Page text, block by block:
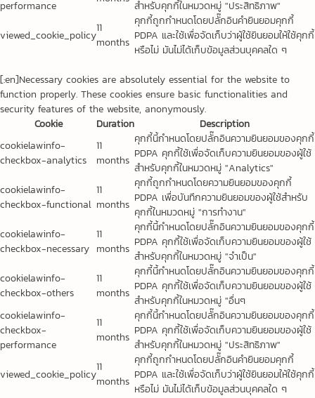
performance
สำหรับคุกกี้ในหมวดหมู่ "ประสิทธิภาพ"
viewed_cookie_policy
11
months
คุกกี้ถูกกำหนดโดยปลั๊กอินคำยินยอมคุกกี้
PDPA และใช้เพื่อจัดเก็บว่าผู้ใช้ยินยอมให้ใช้คุกกี้
หรือไม่ มันไม่ได้เก็บข้อมูลส่วนบุคคลใด ๆ
[:en]Necessary cookies are absolutely essential for the website to
function properly. These cookies ensure basic functionalities and
security features of the website, anonymously.
Cookie
Duration
Description
cookielawinfo-
checkbox-analytics
11
months
คุกกี้นี้กำหนดโดยปลั๊กอินความยินยอมของคุกกี้
PDPA คุกกี้ใช้เพื่อจัดเก็บความยินยอมของผู้ใช้
สำหรับคุกกี้ในหมวดหมู่ "Analytics"
cookielawinfo-
checkbox-functional
11
months
คุกกี้ถูกกำหนดโดยความยินยอมของคุกกี้
PDPA เพื่อบันทึกความยินยอมของผู้ใช้สำหรับ
คุกกี้ในหมวดหมู่ "การทำงาน"
cookielawinfo-
checkbox-necessary
11
months
คุกกี้นี้กำหนดโดยปลั๊กอินความยินยอมของคุกกี้
PDPA คุกกี้ใช้เพื่อจัดเก็บความยินยอมของผู้ใช้
สำหรับคุกกี้ในหมวดหมู่ "จำเป็น"
cookielawinfo-
checkbox-others
11
months
คุกกี้นี้กำหนดโดยปลั๊กอินความยินยอมของคุกกี้
PDPA คุกกี้ใช้เพื่อจัดเก็บความยินยอมของผู้ใช้
สำหรับคุกกี้ในหมวดหมู่ "อื่นๆ
cookielawinfo-
checkbox-
performance
11
months
คุกกี้นี้กำหนดโดยปลั๊กอินความยินยอมของคุกกี้
PDPA คุกกี้ใช้เพื่อจัดเก็บความยินยอมของผู้ใช้
สำหรับคุกกี้ในหมวดหมู่ "ประสิทธิภาพ"
viewed_cookie_policy
11
months
คุกกี้ถูกกำหนดโดยปลั๊กอินคำยินยอมคุกกี้
PDPA และใช้เพื่อจัดเก็บว่าผู้ใช้ยินยอมให้ใช้คุกกี้
หรือไม่ มันไม่ได้เก็บข้อมูลส่วนบุคคลใด ๆ